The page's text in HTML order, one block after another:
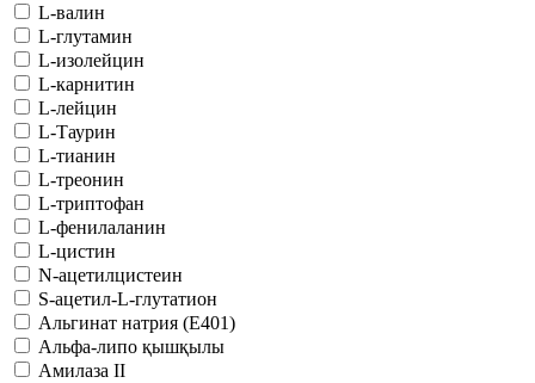
L-валин
L-глутамин
L-изолейцин
L-карнитин
L-лейцин
L-Таурин
L-тианин
L-треонин
L-триптофан
L-фенилаланин
L-цистин
N-ацетилцистеин
S-ацетил-L-глутатион
Альгинат натрия (Е401)
Альфа-липо қышқылы
Амилаза II